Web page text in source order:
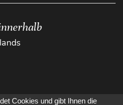
Cookies und gibt Ihnen die